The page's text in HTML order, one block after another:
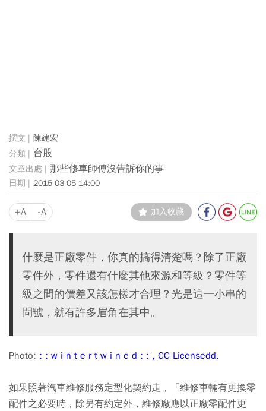
陳建宏
台股
那些修車師傅沒告訴你的事
2015-03-05 14:00
+A -A 加入收藏
什麼是正廠零件，你真的搞得清楚嗎？除了正廠
零件外，零件還有什麼其他來源和等級？零件等
級之間的價差又該怎樣才合理？光是這一小串的
問號，就有許多眉角在其中。
Photo: : : w i n t e r t w i n e d : : , CC Licensedd.
如果照著汽車維修服務定型化契約走，「維修車輛有更換零
配件之必要時，除另有約定外，維修廠應以正廠零配件更